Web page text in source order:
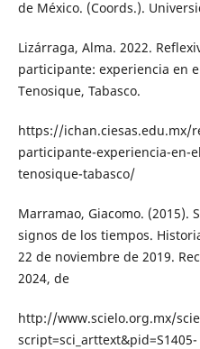
de México. (Coords.).
Lizárraga, Alma. 2022.
participante: experiencia en
Tenosique, Tabasco.
https://ichan.ciesas.edu.mx/
participante-experiencia-en-
tenosique-tabasco/
Marramao, Giacomo. (2015).
signos de los tiempos.
22 de noviembre de 2019.
2024, de
http://www.scielo.org.mx/
script=sci_arttext&pid=S1405-